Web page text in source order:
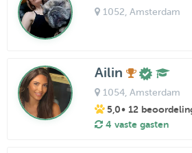
1052 , Amsterdam
Ailin
1054, Amsterdam
5,0• 12
4 vaste gasten